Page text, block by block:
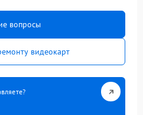
вопросы
видеокарт